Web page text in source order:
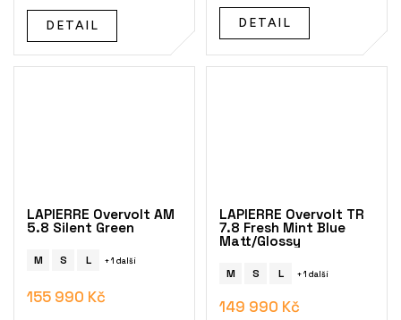
DETAIL DETAIL
LAPIERRE Overvolt AM
5.8 Silent Green
M S L + 1 další
155 990 Kč
LAPIERRE Overvolt TR
7.8 Fresh Mint Blue
Matt/Glossy
M S L + 1 další
149 990 Kč